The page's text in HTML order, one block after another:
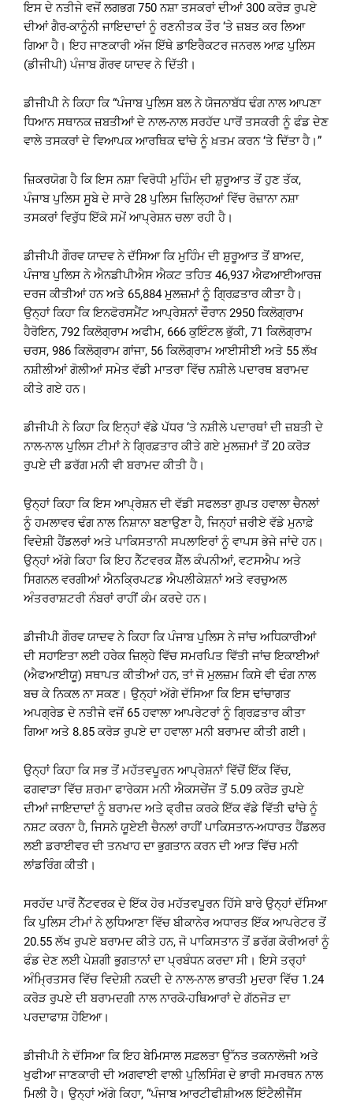
ਇਸ ਦੇ ਨਤੀਜੇ ਵਜੋਂ ਲਗਭਗ 750 ਨਸ਼ਾ ਤਸਕਰਾਂ ਦੀਆਂ 300 ਕਰੋੜ ਰੁਪਏ
ਦੀਆਂ ਗੈਰ-ਕਾਨੂੰਨੀ ਜਾਇਦਾਦਾਂ ਨੂੰ ਰਣਨੀਤਕ ਤੌਰ ‘ਤੇ ਜ਼ਬਤ ਕਰ ਲਿਆ
ਗਿਆ ਹੈ। ਇਹ ਜਾਣਕਾਰੀ ਅੱਜ ਇੱਥੇ ਡਾਇਰੈਕਟਰ ਜਨਰਲ ਆਫ਼ ਪੁਲਿਸ
(ਡੀਜੀਪੀ) ਪੰਜਾਬ ਗੌਰਵ ਯਾਦਵ ਨੇ ਦਿੱਤੀ।
ਡੀਜੀਪੀ ਨੇ ਕਿਹਾ ਕਿ “ਪੰਜਾਬ ਪੁਲਿਸ ਬਲ ਨੇ ਯੋਜਨਾਬੱਧ ਢੰਗ ਨਾਲ ਆਪਣਾ
ਧਿਆਨ ਸਥਾਨਕ ਜ਼ਬਤੀਆਂ ਦੇ ਨਾਲ-ਨਾਲ ਸਰਹੱਦ ਪਾਰੋਂ ਤਸਕਰੀ ਨੂੰ ਫੰਡ ਦੇਣ
ਵਾਲੇ ਤਸਕਰਾਂ ਦੇ ਵਿਆਪਕ ਆਰਥਿਕ ਢਾਂਚੇ ਨੂੰ ਖ਼ਤਮ ਕਰਨ ‘ਤੇ ਦਿੱਤਾ ਹੈ।”
ਜ਼ਿਕਰਯੋਗ ਹੈ ਕਿ ਇਸ ਨਸ਼ਾ ਵਿਰੋਧੀ ਮੁਹਿੰਮ ਦੀ ਸ਼ੁਰੂਆਤ ਤੋਂ ਹੁਣ ਤੱਕ,
ਪੰਜਾਬ ਪੁਲਿਸ ਸੂਬੇ ਦੇ ਸਾਰੇ 28 ਪੁਲਿਸ ਜ਼ਿਲ੍ਹਿਆਂ ਵਿੱਚ ਰੋਜ਼ਾਨਾ ਨਸ਼ਾ
ਤਸਕਰਾਂ ਵਿਰੁੱਧ ਇੱਕੋ ਸਮੇਂ ਆਪ੍ਰੇਸ਼ਨ ਚਲਾ ਰਹੀ ਹੈ।
ਡੀਜੀਪੀ ਗੌਰਵ ਯਾਦਵ ਨੇ ਦੱਸਿਆ ਕਿ ਮੁਹਿੰਮ ਦੀ ਸ਼ੁਰੂਆਤ ਤੋਂ ਬਾਅਦ,
ਪੰਜਾਬ ਪੁਲਿਸ ਨੇ ਐਨਡੀਪੀਐਸ ਐਕਟ ਤਹਿਤ 46,937 ਐਫਆਈਆਰਜ਼
ਦਰਜ ਕੀਤੀਆਂ ਹਨ ਅਤੇ 65,884 ਮੁਲਜ਼ਮਾਂ ਨੂੰ ਗ੍ਰਿਫ਼ਤਾਰ ਕੀਤਾ ਹੈ।
ਉਨ੍ਹਾਂ ਕਿਹਾ ਕਿ ਇਨਫੋਰਸਮੈਂਟ ਆਪ੍ਰੇਸ਼ਨਾਂ ਦੌਰਾਨ 2950 ਕਿਲੋਗ੍ਰਾਮ
ਹੈਰੋਇਨ, 792 ਕਿਲੋਗ੍ਰਾਮ ਅਫੀਮ, 666 ਕੁਇੰਟਲ ਭੁੱਕੀ, 71 ਕਿਲੋਗ੍ਰਾਮ
ਚਰਸ, 986 ਕਿਲੋਗ੍ਰਾਮ ਗਾਂਜਾ, 56 ਕਿਲੋਗ੍ਰਾਮ ਆਈਸੀਈ ਅਤੇ 55 ਲੱਖ
ਨਸ਼ੀਲੀਆਂ ਗੋਲੀਆਂ ਸਮੇਤ ਵੱਡੀ ਮਾਤਰਾ ਵਿੱਚ ਨਸ਼ੀਲੇ ਪਦਾਰਥ ਬਰਾਮਦ
ਕੀਤੇ ਗਏ ਹਨ।
ਡੀਜੀਪੀ ਨੇ ਕਿਹਾ ਕਿ ਇਨ੍ਹਾਂ ਵੱਡੇ ਪੱਧਰ ‘ਤੇ ਨਸ਼ੀਲੇ ਪਦਾਰਥਾਂ ਦੀ ਜ਼ਬਤੀ ਦੇ
ਨਾਲ-ਨਾਲ ਪੁਲਿਸ ਟੀਮਾਂ ਨੇ ਗ੍ਰਿਫ਼ਤਾਰ ਕੀਤੇ ਗਏ ਮੁਲਜ਼ਮਾਂ ਤੋਂ 20 ਕਰੋੜ
ਰੁਪਏ ਦੀ ਡਰੱਗ ਮਨੀ ਵੀ ਬਰਾਮਦ ਕੀਤੀ ਹੈ।
ਉਨ੍ਹਾਂ ਕਿਹਾ ਕਿ ਇਸ ਆਪ੍ਰੇਸ਼ਨ ਦੀ ਵੱਡੀ ਸਫਲਤਾ ਗੁਪਤ ਹਵਾਲਾ ਚੈਨਲਾਂ
ਨੂੰ ਹਮਲਾਵਰ ਢੰਗ ਨਾਲ ਨਿਸ਼ਾਨਾ ਬਣਾਉਣਾ ਹੈ, ਜਿਨ੍ਹਾਂ ਜ਼ਰੀਏ ਵੱਡੇ ਮੁਨਾਫ਼ੇ
ਵਿਦੇਸ਼ੀ ਹੈਂਡਲਰਾਂ ਅਤੇ ਪਾਕਿਸਤਾਨੀ ਸਪਲਾਇਰਾਂ ਨੂੰ ਵਾਪਸ ਭੇਜੇ ਜਾਂਦੇ ਹਨ।
ਉਨ੍ਹਾਂ ਅੱਗੇ ਕਿਹਾ ਕਿ ਇਹ ਨੈੱਟਵਰਕ ਸ਼ੈੱਲ ਕੰਪਨੀਆਂ, ਵਟਸਐਪ ਅਤੇ
ਸਿਗਨਲ ਵਰਗੀਆਂ ਐਨਕ੍ਰਿਪਟਡ ਐਪਲੀਕੇਸ਼ਨਾਂ ਅਤੇ ਵਰਚੁਅਲ
ਅੰਤਰਰਾਸ਼ਟਰੀ ਨੰਬਰਾਂ ਰਾਹੀਂ ਕੰਮ ਕਰਦੇ ਹਨ।
ਡੀਜੀਪੀ ਗੌਰਵ ਯਾਦਵ ਨੇ ਕਿਹਾ ਕਿ ਪੰਜਾਬ ਪੁਲਿਸ ਨੇ ਜਾਂਚ ਅਧਿਕਾਰੀਆਂ
ਦੀ ਸਹਾਇਤਾ ਲਈ ਹਰੇਕ ਜ਼ਿਲ੍ਹੇ ਵਿੱਚ ਸਮਰਪਿਤ ਵਿੱਤੀ ਜਾਂਚ ਇਕਾਈਆਂ
(ਐਫਆਈਯੂ) ਸਥਾਪਤ ਕੀਤੀਆਂ ਹਨ, ਤਾਂ ਜੋ ਮੁਲਜ਼ਮ ਕਿਸੇ ਵੀ ਢੰਗ ਨਾਲ
ਬਚ ਕੇ ਨਿਕਲ ਨਾ ਸਕਣ। ਉਨ੍ਹਾਂ ਅੱਗੇ ਦੱਸਿਆ ਕਿ ਇਸ ਢਾਂਚਾਗਤ
ਅਪਗ੍ਰੇਡ ਦੇ ਨਤੀਜੇ ਵਜੋਂ 65 ਹਵਾਲਾ ਆਪਰੇਟਰਾਂ ਨੂੰ ਗ੍ਰਿਫ਼ਤਾਰ ਕੀਤਾ
ਗਿਆ ਅਤੇ 8.85 ਕਰੋੜ ਰੁਪਏ ਦਾ ਹਵਾਲਾ ਮਨੀ ਬਰਾਮਦ ਕੀਤੀ ਗਈ।
ਉਨ੍ਹਾਂ ਕਿਹਾ ਕਿ ਸਭ ਤੋਂ ਮਹੱਤਵਪੂਰਨ ਆਪ੍ਰੇਸ਼ਨਾਂ ਵਿੱਚੋਂ ਇੱਕ ਵਿੱਚ,
ਫਗਵਾੜਾ ਵਿੱਚ ਸ਼ਰਮਾ ਫਾਰੇਕਸ ਮਨੀ ਐਕਸਚੇਂਜ ਤੋਂ 5.09 ਕਰੋੜ ਰੁਪਏ
ਦੀਆਂ ਜਾਇਦਾਦਾਂ ਨੂੰ ਬਰਾਮਦ ਅਤੇ ਫ੍ਰੀਜ਼ ਕਰਕੇ ਇੱਕ ਵੱਡੇ ਵਿੱਤੀ ਢਾਂਚੇ ਨੂੰ
ਨਸ਼ਟ ਕਰਨਾ ਹੈ, ਜਿਸਨੇ ਯੂਏਈ ਚੈਨਲਾਂ ਰਾਹੀਂ ਪਾਕਿਸਤਾਨ-ਅਧਾਰਤ ਹੈਂਡਲਰ
ਲਈ ਡਰਾਈਵਰ ਦੀ ਤਨਖਾਹ ਦਾ ਭੁਗਤਾਨ ਕਰਨ ਦੀ ਆੜ ਵਿੱਚ ਮਨੀ
ਲਾਂਡਰਿੰਗ ਕੀਤੀ।
ਸਰਹੱਦ ਪਾਰੋਂ ਨੈੱਟਵਰਕ ਦੇ ਇੱਕ ਹੋਰ ਮਹੱਤਵਪੂਰਨ ਹਿੱਸੇ ਬਾਰੇ ਉਨ੍ਹਾਂ ਦੱਸਿਆ
ਕਿ ਪੁਲਿਸ ਟੀਮਾਂ ਨੇ ਲੁਧਿਆਣਾ ਵਿੱਚ ਬੀਕਾਨੇਰ ਅਧਾਰਤ ਇੱਕ ਆਪਰੇਟਰ ਤੋਂ
20.55 ਲੱਖ ਰੁਪਏ ਬਰਾਮਦ ਕੀਤੇ ਹਨ, ਜੋ ਪਾਕਿਸਤਾਨ ਤੋਂ ਡਰੱਗ ਕੋਰੀਅਰਾਂ ਨੂੰ
ਫੰਡ ਦੇਣ ਲਈ ਪੇਸ਼ਗੀ ਭੁਗਤਾਨਾਂ ਦਾ ਪ੍ਰਬੰਧਨ ਕਰਦਾ ਸੀ। ਇਸੇ ਤਰ੍ਹਾਂ
ਅੰਮ੍ਰਿਤਸਰ ਵਿੱਚ ਵਿਦੇਸ਼ੀ ਨਕਦੀ ਦੇ ਨਾਲ-ਨਾਲ ਭਾਰਤੀ ਮੁਦਰਾ ਵਿੱਚ 1.24
ਕਰੋੜ ਰੁਪਏ ਦੀ ਬਰਾਮਦਗੀ ਨਾਲ ਨਾਰਕੋ-ਹਥਿਆਰਾਂ ਦੇ ਗੱਠਜੋੜ ਦਾ
ਪਰਦਾਫਾਸ਼ ਹੋਇਆ।
ਡੀਜੀਪੀ ਨੇ ਦੱਸਿਆ ਕਿ ਇਹ ਬੇਮਿਸਾਲ ਸਫ਼ਲਤਾ ਉੱਨਤ ਤਕਨਾਲੋਜੀ ਅਤੇ
ਖੁਫੀਆ ਜਾਣਕਾਰੀ ਦੀ ਅਗਵਾਈ ਵਾਲੀ ਪੁਲਿਸਿੰਗ ਦੇ ਭਾਰੀ ਸਮਰਥਨ ਨਾਲ
ਮਿਲੀ ਹੈ। ਉਨ੍ਹਾਂ ਅੱਗੇ ਕਿਹਾ, “ਪੰਜਾਬ ਆਰਟੀਫੀਸ਼ੀਅਲ ਇੰਟੈਲੀਜੈਂਸ